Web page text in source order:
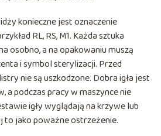
konieczne jest oznaczenie
RL, RS, M1. Każda sztuka
osobno, a na opakowaniu muszą
i symbol sterylizacji. Przed
nie są uszkodzone. Dobra igła jest
a podczas pracy w maszynce nie
igły wyglądają na krzywe lub
jako poważne ostrzeżenie.